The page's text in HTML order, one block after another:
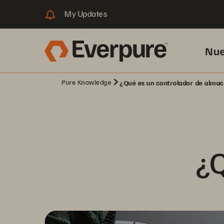
My Updates
Pure Knowledge ¿Qué es un controlador de